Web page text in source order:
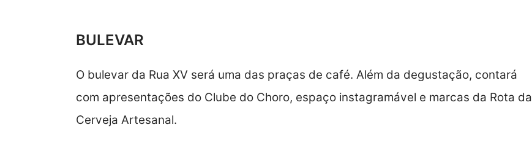
BULEVAR
O bulevar da Rua XV será uma das praças de café. Além da degustação, contará
com apresentações do Clube do Choro, espaço instagramável e marcas da Rota da
Cerveja Artesanal.